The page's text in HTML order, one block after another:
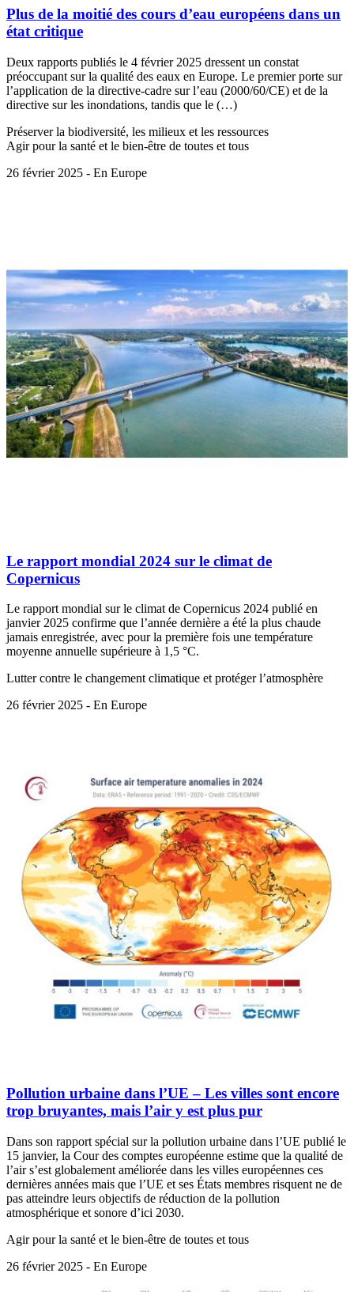
Plus de la moitié des cours d’eau européens dans un
état critique
Deux rapports publiés le 4 février 2025 dressent un constat
préoccupant sur la qualité des eaux en Europe. Le premier porte sur
l’application de la directive-cadre sur l’eau (2000/60/CE) et de la
directive sur les inondations, tandis que le (…)
Préserver la biodiversité, les milieux et les ressources
Agir pour la santé et le bien-être de toutes et tous
26 février 2025 - En Europe
Le rapport mondial 2024 sur le climat de
Copernicus
Le rapport mondial sur le climat de Copernicus 2024 publié en
janvier 2025 confirme que l’année dernière a été la plus chaude
jamais enregistrée, avec pour la première fois une température
moyenne annuelle supérieure à 1,5 °C.
Lutter contre le changement climatique et protéger l’atmosphère
26 février 2025 - En Europe
Pollution urbaine dans l’UE – Les villes sont encore
trop bruyantes, mais l’air y est plus pur
Dans son rapport spécial sur la pollution urbaine dans l’UE publié le
15 janvier, la Cour des comptes européenne estime que la qualité de
l’air s’est globalement améliorée dans les villes européennes ces
dernières années mais que l’UE et ses États membres risquent ne de
pas atteindre leurs objectifs de réduction de la pollution
atmosphérique et sonore d’ici 2030.
Agir pour la santé et le bien-être de toutes et tous
26 février 2025 - En Europe